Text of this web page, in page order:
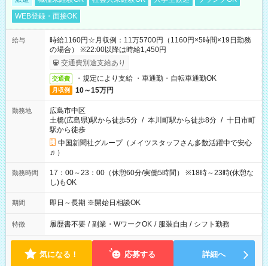
WEB登録・面接OK
給与
時給1160円☆月収例：11万5700円（1160円×5時間×19日勤務
の場合） ※22:00以降は時給1,450円
交通費別途支給あり
交通費 ・規定により支給 ・車通勤・自転車通勤OK
月収例 10～15万円
勤務地
広島市中区
土橋(広島県)駅から徒歩5分 / 本川町駅から徒歩8分 / 十日市町
駅から徒歩
中国新聞社グループ（メイツスタッフさん多数活躍中で安心
♬）
勤務時間
17：00～23：00（休憩60分/実働5時間） ※18時～23時(休憩な
し)もOK
期間 即日～長期 ※開始日相談OK
特徴 履歴書不要 / 副業・WワークOK / 服装自由 / シフト勤務
気になる！ 応募する 詳細へ